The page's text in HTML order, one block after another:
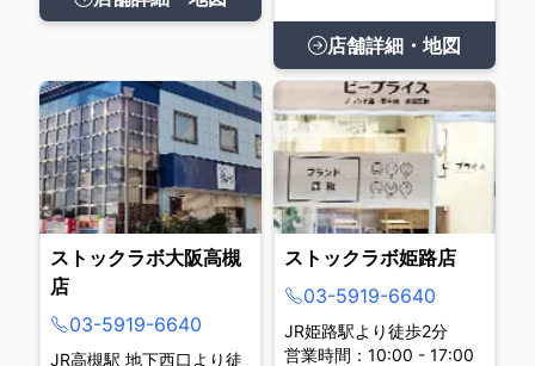
店舗詳細・地図
ストックラボ大阪高槻
店
03-5919-6640
JR高槻駅 地下西口より徒
ストックラボ姫路店
03-5919-6640
JR姫路駅より徒歩2分
営業時間：10:00 - 17:00